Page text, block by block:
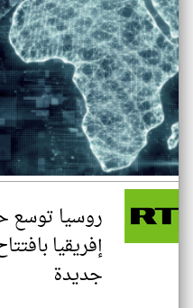
روسيا توسع
جديدة